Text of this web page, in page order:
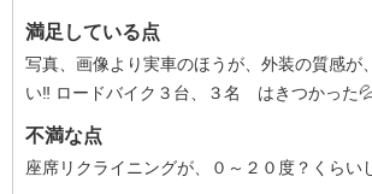
満足している点
写真、画像より実車のほうが、外装の質感が
い‼ ロードバイク３台、３名 はきつかった
不満な点
座席リクライニングが、０～２０度？くらい